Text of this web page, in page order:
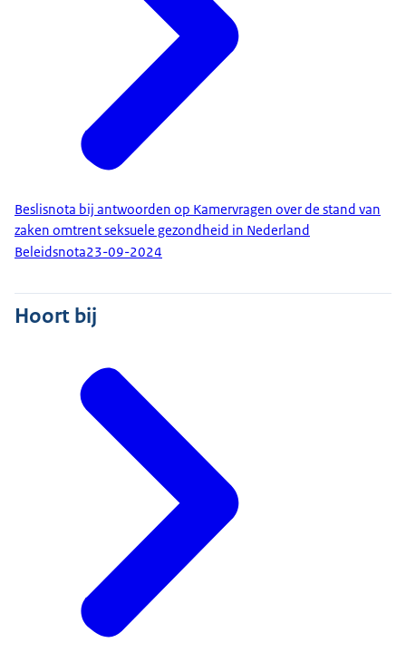
Beslisnota bij antwoorden op Kamervragen over de stand van
zaken omtrent seksuele gezondheid in Nederland
Beleidsnota23-09-2024
Hoort bij